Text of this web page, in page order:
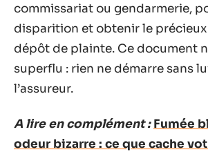
commissariat ou gendarmerie,
disparition et obtenir le
dépôt de plainte. Ce document
superflu : rien ne démarre sans
l’assureur.
A lire en complément : Fumée
odeur bizarre : ce que cache